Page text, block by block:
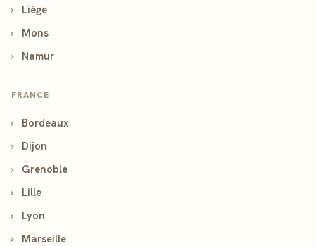
›
Liège
›
Mons
›
Namur
FRANCE
›
Bordeaux
›
Dijon
›
Grenoble
›
Lille
›
Lyon
›
Marseille